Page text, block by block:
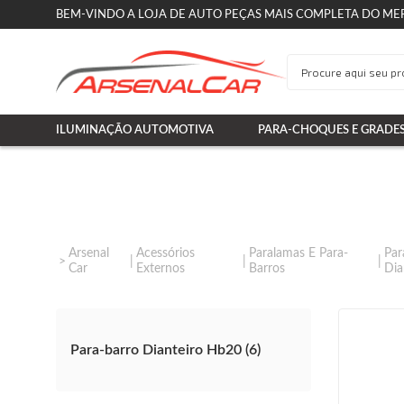
BEM-VINDO A LOJA DE AUTO PEÇAS MAIS COMPLETA DO
ILUMINAÇÃO AUTOMOTIVA PARA-CHOQUES E
Arsenal
Car
Acessórios
Externos
Paralamas E Para-
Barros
Para-barro Dianteiro Hb20 (6)